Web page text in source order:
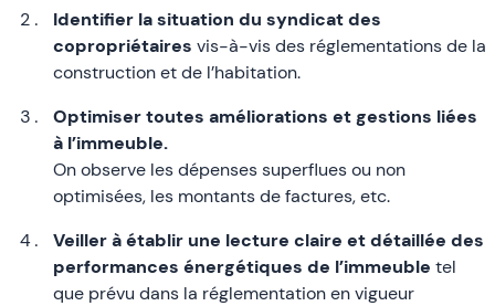
Identifier la situation du syndicat des
copropriétaires vis-à-vis des réglementations de la
construction et de l’habitation.
Optimiser toutes améliorations et gestions liées
à l’immeuble.
On observe les dépenses superflues ou non
optimisées, les montants de factures, etc.
Veiller à établir une lecture claire et détaillée des
performances énergétiques de l’immeuble tel
que prévu dans la réglementation en vigueur